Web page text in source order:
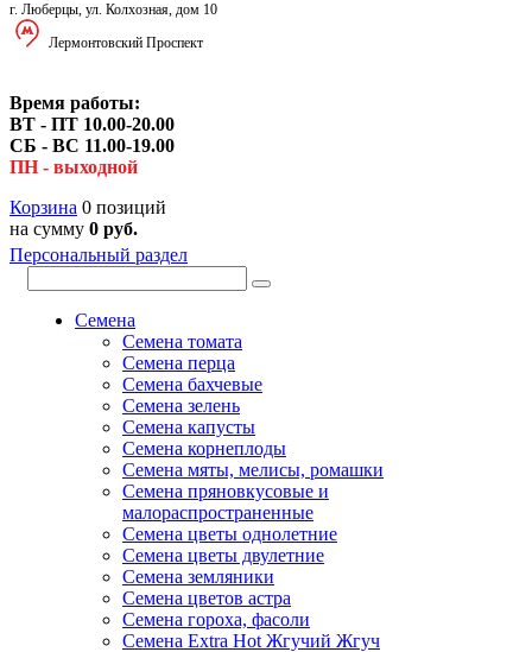
г. Люберцы, ул. Колхозная, дом 10
Лермонтовский Проспект
Время работы:
ВТ - ПТ 10.00-20.00
СБ - ВС 11.00-19.00
ПН - выходной
Корзина 0 позиций
на сумму 0 руб.
Персональный раздел
Семена
Семена томата
Семена перца
Семена бахчевые
Семена зелень
Семена капусты
Семена корнеплоды
Семена мяты, мелисы, ромашки
Семена пряновкусовые и
малораспространенные
Семена цветы однолетние
Семена цветы двулетние
Семена земляники
Семена цветов астра
Семена гороха, фасоли
Семена Extra Hot Жгучий Жгуч